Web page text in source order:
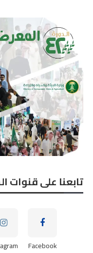
تابعنا على قنوات
Facebook